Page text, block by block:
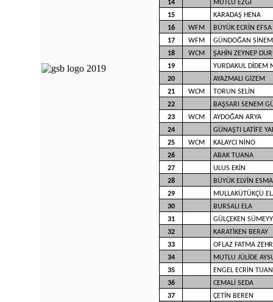
14
MUTLU EZGİ
15
KARADAŞ HENA
16
WFM
BÜYÜK ECRİN EFSA
17
WFM
GÜNDOĞAN
18
WCM
ŞAHİN ZEYNEP
19
YURDAKUL DİDEM
20
AYAZMALI GİZEM
21
WCM
TORUN SELİN
22
BAŞSARI SENEM
23
WCM
AYDOĞAN ARYA
24
GÜNAŞTI LATİFE
25
WCM
KALAYCI NİNO
26
ABAK TUANA
27
ULUS EKİN
28
BÜYÜK ELVİN ESMA
29
MULLAKÜTÜKÇÜ
30
BURSALI ELA
31
GÜLÇEKEN
32
KARATİKEN BERAY
33
OFLAZ FATMA
34
MUTLU JÜLİDE
35
ENGEL ECRİN
36
CEMALİ SEDA
37
ÇETİN BEREN